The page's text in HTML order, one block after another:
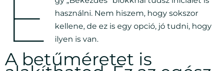
E
használni. Nem hiszem, hogy sokszor
kellene, de ez is egy opció, jó tudni, hogy
ilyen is van.
A betűméretet is